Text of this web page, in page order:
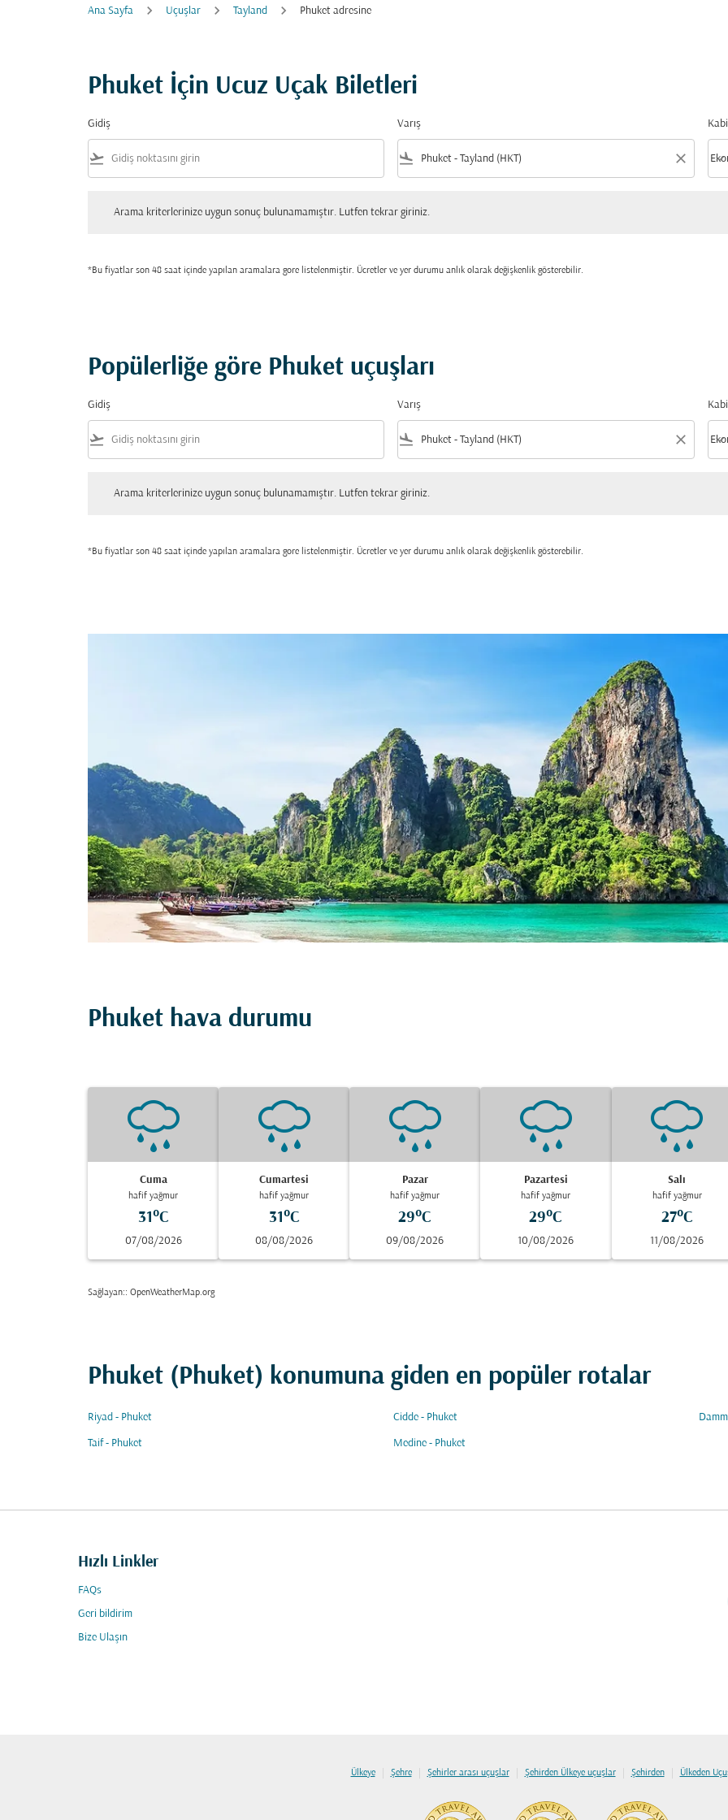
Ana Sayfa Uçuşlar Tayland Phuket adresine
Phuket İçin Ucuz Uçak Biletleri
Gidiş
flight_takeoff
Varış
flight_land close keyboard_arrow_down
Arama kriterlerinize uygun sonuç bulunamamıştır. Lutfen tekrar giriniz.
*Bu fiyatlar son 48 saat içinde yapılan aramalara gore listelenmiştir. Ücretler ve yer durumu anlık olarak değişkenlik gösterebilir.
Popülerliğe göre Phuket uçuşları
Gidiş
flight_takeoff
Varış
flight_land close keyboard_arrow_down
Arama kriterlerinize uygun sonuç bulunamamıştır. Lutfen tekrar giriniz.
*Bu fiyatlar son 48 saat içinde yapılan aramalara gore listelenmiştir. Ücretler ve yer durumu anlık olarak değişkenlik gösterebilir.
Phuket hava durumu
Cuma
hafif yağmur
31°C
07/08/2026
Cumartesi
hafif yağmur
31°C
08/08/2026
Pazar
hafif yağmur
29°C
09/08/2026
Pazartesi
hafif yağmur
29°C
10/08/2026
Salı
hafif yağmur
27°C
11/08/2026
Sağlayan:: OpenWeatherMap.org
Phuket (Phuket) konumuna giden en popüler rotalar
Riyad - Phuket Cidde - Phuket
Taif - Phuket Medine - Phuket
Hızlı Linkler
FAQs
Geri bildirim
Bize Ulaşın
Ülkeye | Şehre | Şehirler arası uçuşlar | Şehirden Ülkeye uçuşlar | Şehirden | Ülkeden